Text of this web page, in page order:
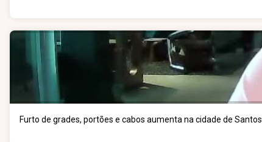
Furto de grades, portões e cabos aumenta na cidade de Santos.